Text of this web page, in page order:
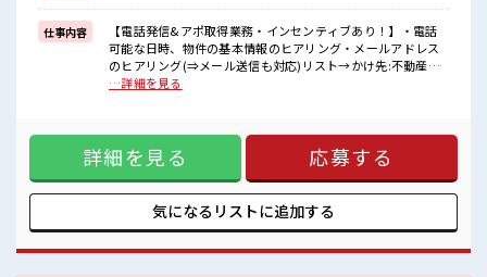
■職場の雰囲気
活気あふれる20代活躍中の職場です☆
休憩室完備でランチや休憩も充実しそう♪
ロッカーあり！
安心してお仕事に集中♪
仕事内容
【電話発信&アポ取得業務・インセンティブあり！】・電話
可能な日時、物件の基本情報のヒアリング・メールアドレス
のヒアリング(⇒メール送信も対応)リスト→かけ先:不動産会
社、建設会社、リフォーム店など・トークスクリプトあり未
っとだけ…という方もOK！ ≪無理なくお給料に残業代を上乗
せ≫ 残業は月20時間未満で、 ほどよく稼げます♪ ≪土日祝休
のお仕事≫ 家族や友人と一緒にプライベート満喫！ ≪様々な
お仕事をご提案≫ 一人で悩まず気軽に相談できる、 派遣のお
仕事です！ ■職場の雰囲気 活気あふれる20代活躍中の職場で
す☆ 休憩室完備でランチや休憩も充実しそう♪ ロッカーあ
よ！
…詳細を見る
詳細を見る 応募する
気になるリストに追加する